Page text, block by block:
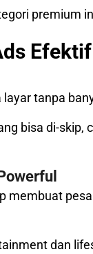
premium
tanpa
bisa di-
membuat
dan